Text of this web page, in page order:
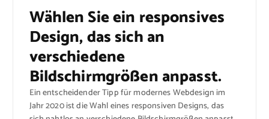
Wählen Sie ein responsives
Design, das sich an
verschiedene
Bildschirmgrößen anpasst.
Ein entscheidender Tipp für modernes Webdesign im
Jahr 2020 ist die Wahl eines responsiven Designs, das